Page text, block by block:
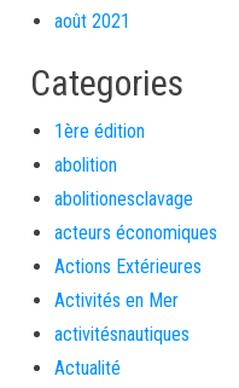
août 2021
Categories
1ère édition
abolition
abolitionesclavage
acteurs économiques
Actions Extérieures
Activités en Mer
activitésnautiques
Actualité